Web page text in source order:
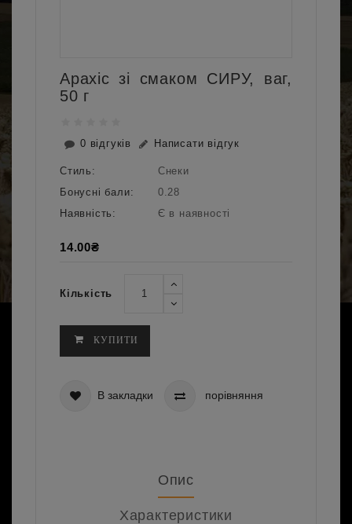
Арахіс зі смаком СИРУ, ваг,
50 г
0 відгуків Написати відгук
Стиль:
Снеки
Бонусні бали:
0.28
Наявність:
Є в наявності
14.00₴
Кількість
КУПИТИ
В закладки порівняння
Опис
Характеристики